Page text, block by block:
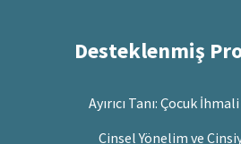
Desteklenmiş
Ayırıcı Tanı: Çocuk
Cinsel Yönelim ve